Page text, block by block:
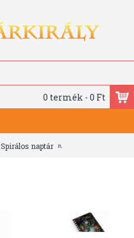
0 termék - 0 Ft
Spirálos naptár